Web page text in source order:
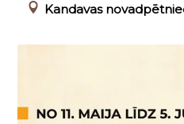
Kandavas